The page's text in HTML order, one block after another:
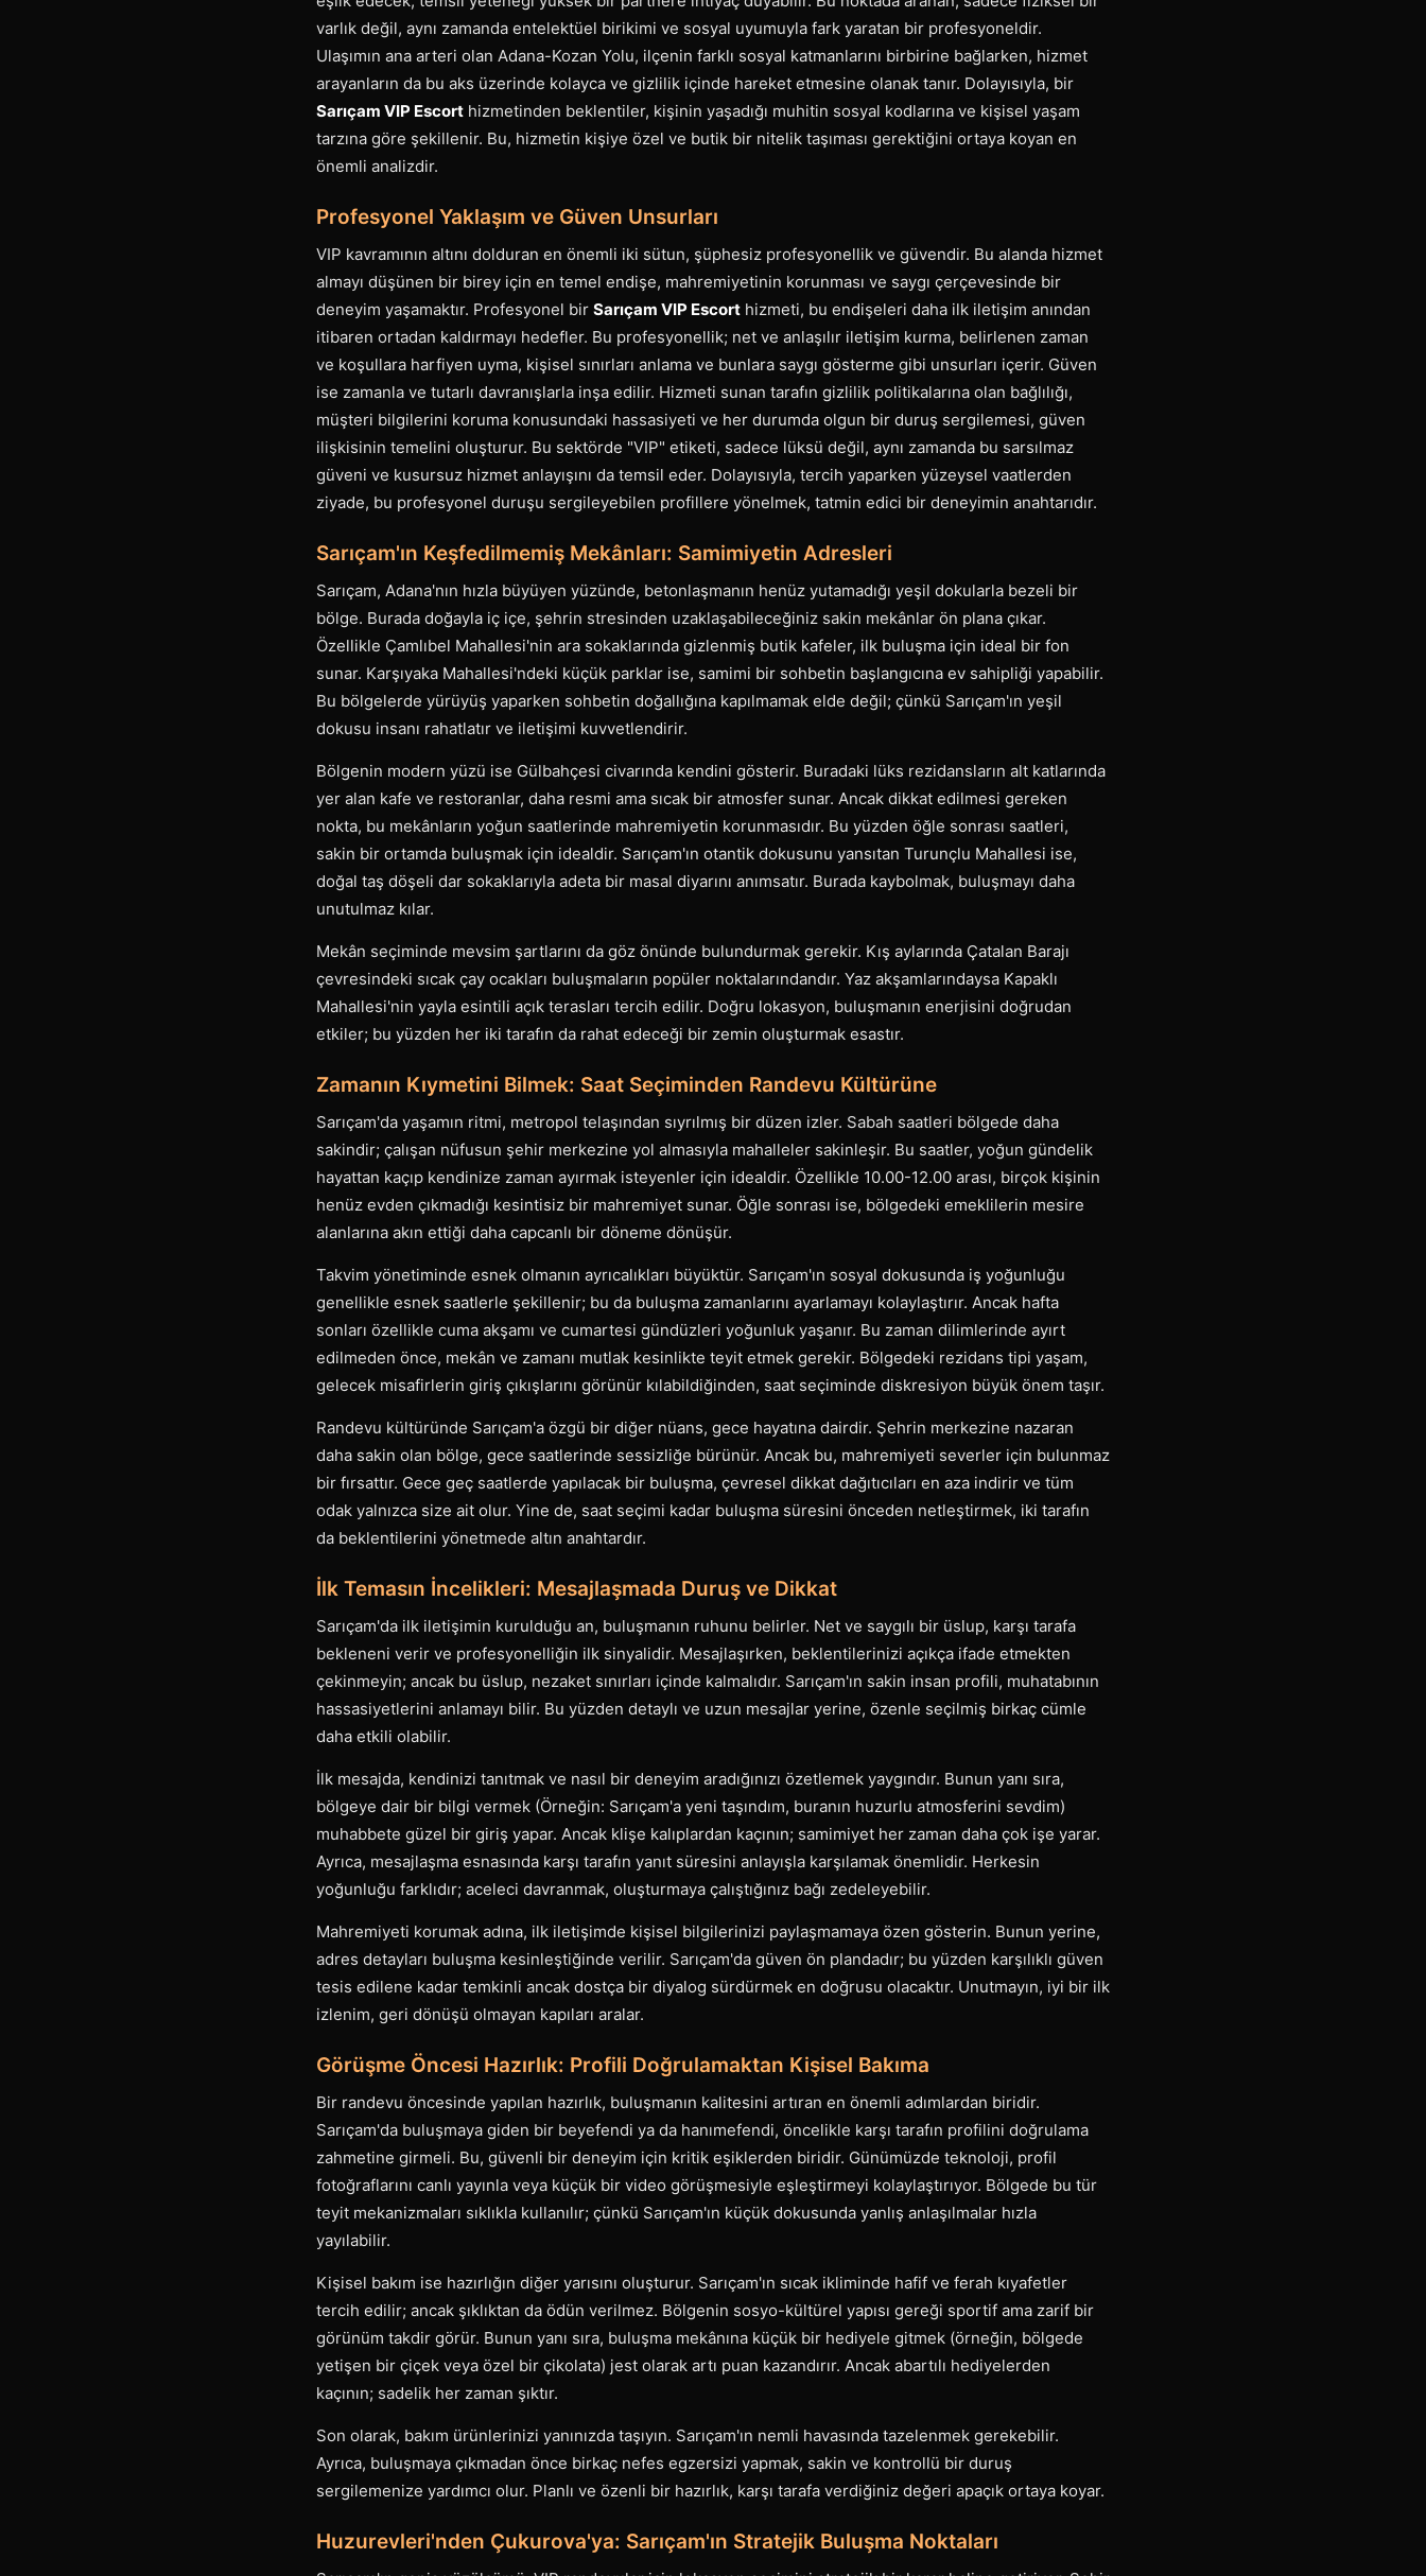
varlık değil, aynı zamanda entelektüel birikimi ve sosyal uyumuyla fark yaratan bir profesyoneldir.
Ulaşımın ana arteri olan Adana-Kozan Yolu, ilçenin farklı sosyal katmanlarını birbirine bağlarken, hizmet
arayanların da bu aks üzerinde kolayca ve gizlilik içinde hareket etmesine olanak tanır. Dolayısıyla, bir
Sarıçam VIP Escort hizmetinden beklentiler, kişinin yaşadığı muhitin sosyal kodlarına ve kişisel yaşam
tarzına göre şekillenir. Bu, hizmetin kişiye özel ve butik bir nitelik taşıması gerektiğini ortaya koyan en
önemli analizdir.
Profesyonel Yaklaşım ve Güven Unsurları
VIP kavramının altını dolduran en önemli iki sütun, şüphesiz profesyonellik ve güvendir. Bu alanda hizmet
almayı düşünen bir birey için en temel endişe, mahremiyetinin korunması ve saygı çerçevesinde bir
deneyim yaşamaktır. Profesyonel bir Sarıçam VIP Escort hizmeti, bu endişeleri daha ilk iletişim anından
itibaren ortadan kaldırmayı hedefler. Bu profesyonellik; net ve anlaşılır iletişim kurma, belirlenen zaman
ve koşullara harfiyen uyma, kişisel sınırları anlama ve bunlara saygı gösterme gibi unsurları içerir. Güven
ise zamanla ve tutarlı davranışlarla inşa edilir. Hizmeti sunan tarafın gizlilik politikalarına olan bağlılığı,
müşteri bilgilerini koruma konusundaki hassasiyeti ve her durumda olgun bir duruş sergilemesi, güven
ilişkisinin temelini oluşturur. Bu sektörde "VIP" etiketi, sadece lüksü değil, aynı zamanda bu sarsılmaz
güveni ve kusursuz hizmet anlayışını da temsil eder. Dolayısıyla, tercih yaparken yüzeysel vaatlerden
ziyade, bu profesyonel duruşu sergileyebilen profillere yönelmek, tatmin edici bir deneyimin anahtarıdır.
Sarıçam'ın Keşfedilmemiş Mekânları: Samimiyetin Adresleri
Sarıçam, Adana'nın hızla büyüyen yüzünde, betonlaşmanın henüz yutamadığı yeşil dokularla bezeli bir
bölge. Burada doğayla iç içe, şehrin stresinden uzaklaşabileceğiniz sakin mekânlar ön plana çıkar.
Özellikle Çamlıbel Mahallesi'nin ara sokaklarında gizlenmiş butik kafeler, ilk buluşma için ideal bir fon
sunar. Karşıyaka Mahallesi'ndeki küçük parklar ise, samimi bir sohbetin başlangıcına ev sahipliği yapabilir.
Bu bölgelerde yürüyüş yaparken sohbetin doğallığına kapılmamak elde değil; çünkü Sarıçam'ın yeşil
dokusu insanı rahatlatır ve iletişimi kuvvetlendirir.
Bölgenin modern yüzü ise Gülbahçesi civarında kendini gösterir. Buradaki lüks rezidansların alt katlarında
yer alan kafe ve restoranlar, daha resmi ama sıcak bir atmosfer sunar. Ancak dikkat edilmesi gereken
nokta, bu mekânların yoğun saatlerinde mahremiyetin korunmasıdır. Bu yüzden öğle sonrası saatleri,
sakin bir ortamda buluşmak için idealdir. Sarıçam'ın otantik dokusunu yansıtan Turunçlu Mahallesi ise,
doğal taş döşeli dar sokaklarıyla adeta bir masal diyarını anımsatır. Burada kaybolmak, buluşmayı daha
unutulmaz kılar.
Mekân seçiminde mevsim şartlarını da göz önünde bulundurmak gerekir. Kış aylarında Çatalan Barajı
çevresindeki sıcak çay ocakları buluşmaların popüler noktalarındandır. Yaz akşamlarındaysa Kapaklı
Mahallesi'nin yayla esintili açık terasları tercih edilir. Doğru lokasyon, buluşmanın enerjisini doğrudan
etkiler; bu yüzden her iki tarafın da rahat edeceği bir zemin oluşturmak esastır.
Zamanın Kıymetini Bilmek: Saat Seçiminden Randevu Kültürüne
Sarıçam'da yaşamın ritmi, metropol telaşından sıyrılmış bir düzen izler. Sabah saatleri bölgede daha
sakindir; çalışan nüfusun şehir merkezine yol almasıyla mahalleler sakinleşir. Bu saatler, yoğun gündelik
hayattan kaçıp kendinize zaman ayırmak isteyenler için idealdir. Özellikle 10.00-12.00 arası, birçok kişinin
henüz evden çıkmadığı kesintisiz bir mahremiyet sunar. Öğle sonrası ise, bölgedeki emeklilerin mesire
alanlarına akın ettiği daha capcanlı bir döneme dönüşür.
Takvim yönetiminde esnek olmanın ayrıcalıkları büyüktür. Sarıçam'ın sosyal dokusunda iş yoğunluğu
genellikle esnek saatlerle şekillenir; bu da buluşma zamanlarını ayarlamayı kolaylaştırır. Ancak hafta
sonları özellikle cuma akşamı ve cumartesi gündüzleri yoğunluk yaşanır. Bu zaman dilimlerinde ayırt
edilmeden önce, mekân ve zamanı mutlak kesinlikte teyit etmek gerekir. Bölgedeki rezidans tipi yaşam,
gelecek misafirlerin giriş çıkışlarını görünür kılabildiğinden, saat seçiminde diskresiyon büyük önem taşır.
Randevu kültüründe Sarıçam'a özgü bir diğer nüans, gece hayatına dairdir. Şehrin merkezine nazaran
daha sakin olan bölge, gece saatlerinde sessizliğe bürünür. Ancak bu, mahremiyeti severler için bulunmaz
bir fırsattır. Gece geç saatlerde yapılacak bir buluşma, çevresel dikkat dağıtıcıları en aza indirir ve tüm
odak yalnızca size ait olur. Yine de, saat seçimi kadar buluşma süresini önceden netleştirmek, iki tarafın
da beklentilerini yönetmede altın anahtardır.
İlk Temasın İncelikleri: Mesajlaşmada Duruş ve Dikkat
Sarıçam'da ilk iletişimin kurulduğu an, buluşmanın ruhunu belirler. Net ve saygılı bir üslup, karşı tarafa
bekleneni verir ve profesyonelliğin ilk sinyalidir. Mesajlaşırken, beklentilerinizi açıkça ifade etmekten
çekinmeyin; ancak bu üslup, nezaket sınırları içinde kalmalıdır. Sarıçam'ın sakin insan profili, muhatabının
hassasiyetlerini anlamayı bilir. Bu yüzden detaylı ve uzun mesajlar yerine, özenle seçilmiş birkaç cümle
daha etkili olabilir.
İlk mesajda, kendinizi tanıtmak ve nasıl bir deneyim aradığınızı özetlemek yaygındır. Bunun yanı sıra,
bölgeye dair bir bilgi vermek (Örneğin: Sarıçam'a yeni taşındım, buranın huzurlu atmosferini sevdim)
muhabbete güzel bir giriş yapar. Ancak klişe kalıplardan kaçının; samimiyet her zaman daha çok işe yarar.
Ayrıca, mesajlaşma esnasında karşı tarafın yanıt süresini anlayışla karşılamak önemlidir. Herkesin
yoğunluğu farklıdır; aceleci davranmak, oluşturmaya çalıştığınız bağı zedeleyebilir.
Mahremiyeti korumak adına, ilk iletişimde kişisel bilgilerinizi paylaşmamaya özen gösterin. Bunun yerine,
adres detayları buluşma kesinleştiğinde verilir. Sarıçam'da güven ön plandadır; bu yüzden karşılıklı güven
tesis edilene kadar temkinli ancak dostça bir diyalog sürdürmek en doğrusu olacaktır. Unutmayın, iyi bir ilk
izlenim, geri dönüşü olmayan kapıları aralar.
Görüşme Öncesi Hazırlık: Profili Doğrulamaktan Kişisel Bakıma
Bir randevu öncesinde yapılan hazırlık, buluşmanın kalitesini artıran en önemli adımlardan biridir.
Sarıçam'da buluşmaya giden bir beyefendi ya da hanımefendi, öncelikle karşı tarafın profilini doğrulama
zahmetine girmeli. Bu, güvenli bir deneyim için kritik eşiklerden biridir. Günümüzde teknoloji, profil
fotoğraflarını canlı yayınla veya küçük bir video görüşmesiyle eşleştirmeyi kolaylaştırıyor. Bölgede bu tür
teyit mekanizmaları sıklıkla kullanılır; çünkü Sarıçam'ın küçük dokusunda yanlış anlaşılmalar hızla
yayılabilir.
Kişisel bakım ise hazırlığın diğer yarısını oluşturur. Sarıçam'ın sıcak ikliminde hafif ve ferah kıyafetler
tercih edilir; ancak şıklıktan da ödün verilmez. Bölgenin sosyo-kültürel yapısı gereği sportif ama zarif bir
görünüm takdir görür. Bunun yanı sıra, buluşma mekânına küçük bir hediyele gitmek (örneğin, bölgede
yetişen bir çiçek veya özel bir çikolata) jest olarak artı puan kazandırır. Ancak abartılı hediyelerden
kaçının; sadelik her zaman şıktır.
Son olarak, bakım ürünlerinizi yanınızda taşıyın. Sarıçam'ın nemli havasında tazelenmek gerekebilir.
Ayrıca, buluşmaya çıkmadan önce birkaç nefes egzersizi yapmak, sakin ve kontrollü bir duruş
sergilemenize yardımcı olur. Planlı ve özenli bir hazırlık, karşı tarafa verdiğiniz değeri apaçık ortaya koyar.
Huzurevleri'nden Çukurova'ya: Sarıçam'ın Stratejik Buluşma Noktaları